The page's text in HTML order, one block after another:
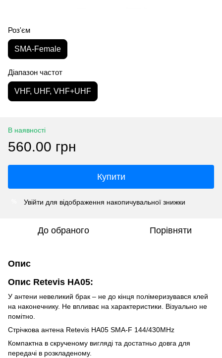
Роз'єм
SMA-Female
Діапазон частот
VHF, UHF, VHF+UHF
В наявності
560.00 грн
Купити
Увійти для відображення накопичувальної знижки
До обраного Порівняти
Опис
Опис Retevis HA05:
У антени невеликий брак – не до кінця полімеризувався клей
на наконечнику. Не впливає на характеристики. Візуально не
помітно.
Стрічкова антена Retevis HA05 SMA-F 144/430MHz
Компактна в скрученому вигляді та достатньо довга для
передачі в розкладеному.